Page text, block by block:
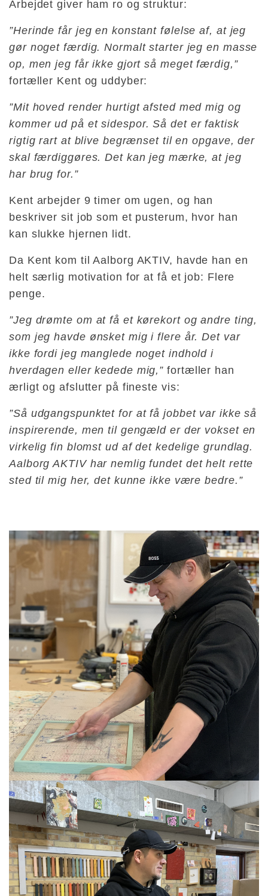
Arbejdet giver ham ro og struktur:
”Herinde får jeg en konstant følelse af, at jeg
gør noget færdig. Normalt starter jeg en masse
op, men jeg får ikke gjort så meget færdig,”
fortæller Kent og uddyber:
”Mit hoved render hurtigt afsted med mig og
kommer ud på et sidespor. Så det er faktisk
rigtig rart at blive begrænset til en opgave, der
skal færdiggøres. Det kan jeg mærke, at jeg
har brug for.”
Kent arbejder 9 timer om ugen, og han
beskriver sit job som et pusterum, hvor han
kan slukke hjernen lidt.
Da Kent kom til Aalborg AKTIV, havde han en
helt særlig motivation for at få et job: Flere
penge.
”Jeg drømte om at få et kørekort og andre ting,
som jeg havde ønsket mig i flere år. Det var
ikke fordi jeg manglede noget indhold i
hverdagen eller kedede mig,”fortæller han
ærligt og afslutter på fineste vis:
”Så udgangspunktet for at få jobbet var ikke så
inspirerende, men til gengæld er der vokset en
virkelig fin blomst ud af det kedelige grundlag.
Aalborg AKTIV har nemlig fundet det helt rette
sted til mig her, det kunne ikke være bedre.”